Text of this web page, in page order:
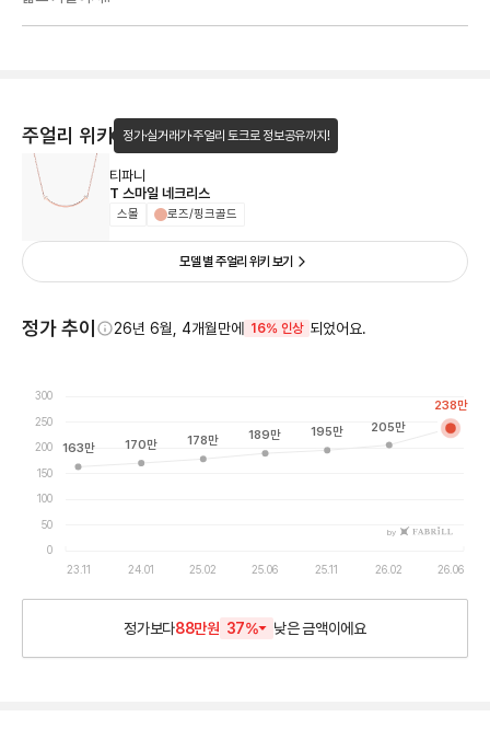
주얼리 위키 정가·실거래가·주얼리 토크로 정보공유까지!
티파니
T 스마일 네크리스
스몰 로즈/핑크골드
모델 별 주얼리 위키 보기
정가 추이 26년 6월, 4개월만에 16% 인상 되었어요.
0
50
100
150
200
250
300
23.11 24.01 25.02 25.06 25.11 26.02 26.06
by
163만 170만 178만 189만 195만 205만
238만
정가보다88만원 37% 낮은금액이에요